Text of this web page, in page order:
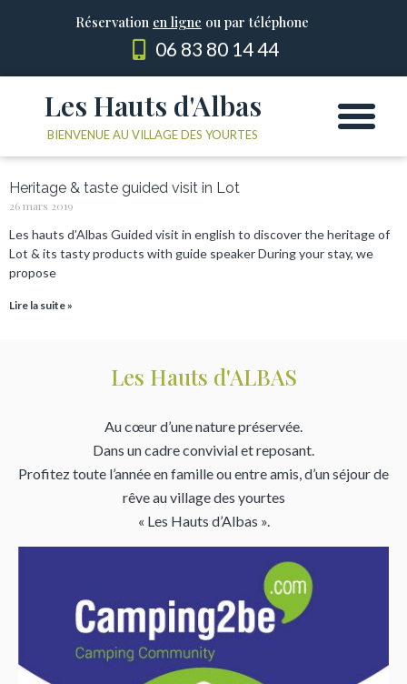
Réservation en ligne ou par téléphone
06 83 80 14 44
Les Hauts d'Albas
BIENVENUE AU VILLAGE DES YOURTES
Heritage & taste guided visit in Lot
26 mars 2019
Les hauts d’Albas Guided visit in english to discover the heritage of
Lot & its tasty products with guide speaker During your stay, we
propose
Lire la suite »
Les Hauts d'ALBAS
Au cœur d’une nature préservée.
Dans un cadre convivial et reposant.
Profitez toute l’année en famille ou entre amis, d’un séjour de
rêve au village des yourtes
« Les Hauts d’Albas ».